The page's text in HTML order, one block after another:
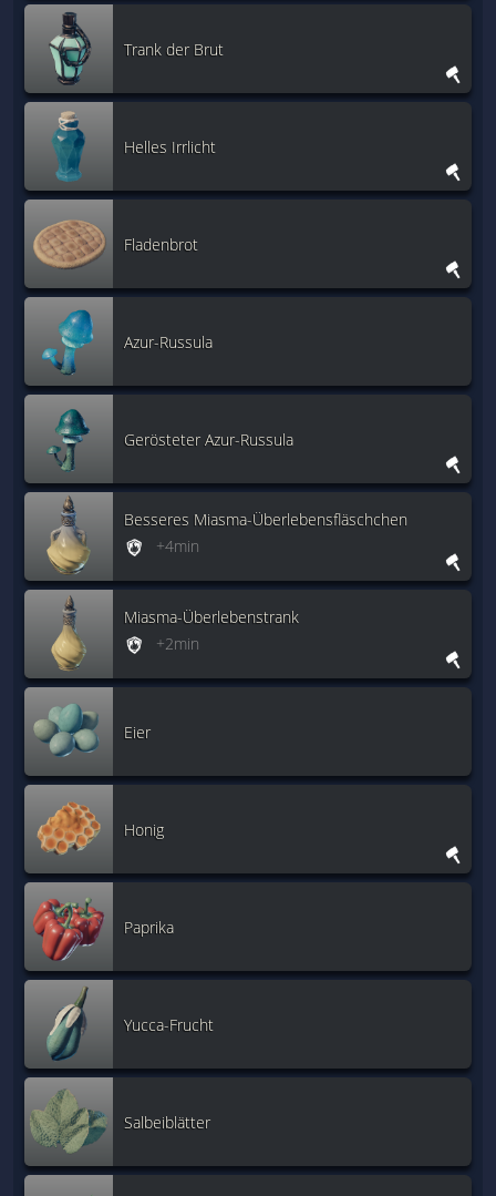
Trank der Brut
Helles Irrlicht
Fladenbrot
Azur-Russula
Gerösteter Azur-Russula
Besseres Miasma-Überlebensfläschchen
+4min
Miasma-Überlebenstrank
+2min
Eier
Honig
Paprika
Yucca-Frucht
Salbeiblätter